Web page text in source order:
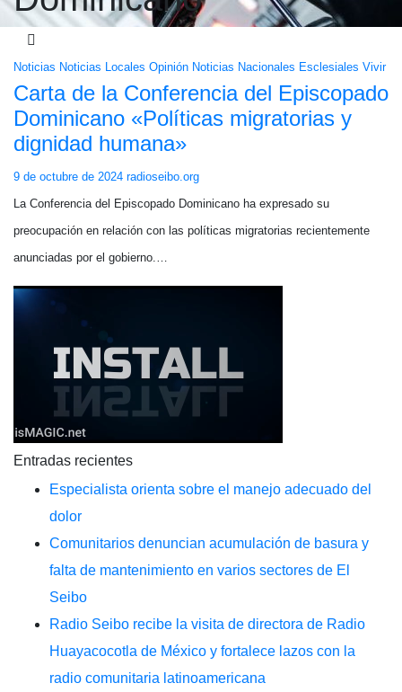
Noticias Noticias Locales Opinión Noticias Nacionales Esclesiales Vivir
Carta de la Conferencia del Episcopado
Dominicano «Políticas migratorias y
dignidad humana»
9 de octubre de 2024 radioseibo.org
La Conferencia del Episcopado Dominicano ha expresado su
preocupación en relación con las políticas migratorias recientemente
anunciadas por el gobierno.…
Entradas recientes
Especialista orienta sobre el manejo adecuado del
dolor
Comunitarios denuncian acumulación de basura y
falta de mantenimiento en varios sectores de El
Seibo
Radio Seibo recibe la visita de directora de Radio
Huayacocotla de México y fortalece lazos con la
radio comunitaria latinoamericana